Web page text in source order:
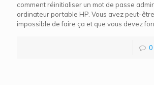
comment réinitialiser un mot de passe
ordinateur portable HP. Vous avez peut-
impossible de faire ça et que vous devez
0